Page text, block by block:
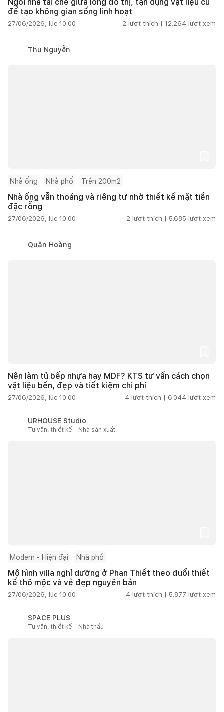
để tạo không gian sống linh hoạt
27/06/2026, lúc 10:00 2 lượt thích | 12.264 lượt xem
Thu Nguyễn
Nhà ống Nhà phố Trên 200m2
Nhà ống vẫn thoáng và riêng tư nhờ thiết kế mặt tiền
đặc rỗng
27/06/2026, lúc 10:00 2 lượt thích | 5.685 lượt xem
Quân Hoàng
Nên làm tủ bếp nhựa hay MDF? KTS tư vấn cách chọn
vật liệu bền, đẹp và tiết kiệm chi phí
27/06/2026, lúc 10:00 4 lượt thích | 6.044 lượt xem
URHOUSE Studio
Tư vấn, thiết kế - Nhà sản xuất
Modern - Hiện đại Nhà phố
Mô hình villa nghỉ dưỡng ở Phan Thiết theo đuổi thiết
kế thô mộc và vẻ đẹp nguyên bản
27/06/2026, lúc 10:00 4 lượt thích | 5.877 lượt xem
SPACE PLUS
Tư vấn, thiết kế - Nhà thầu